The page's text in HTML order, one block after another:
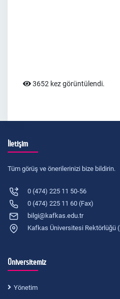
3652 kez görüntülendi.
İletişim
Tüm görüş ve önerilerinizi bize bildirin.
0 (474) 225 11 50-56
0 (474) 225 11 60 (Fax)
bilgi@kafkas.edu.tr
Kafkas Üniversitesi Rektörlüğü
Üniversitemiz
Yönetim